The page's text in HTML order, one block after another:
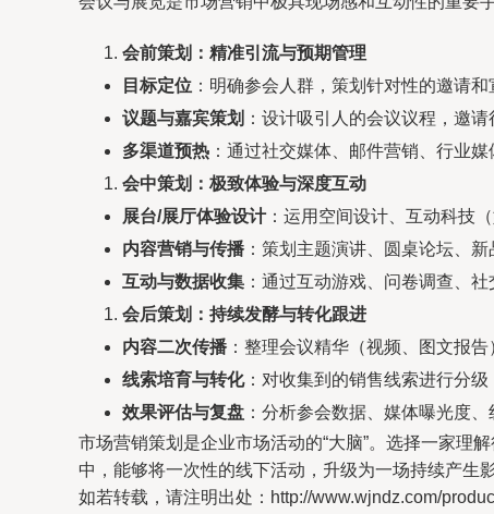
会前策划：精准引流与预期管理
目标定位 ：明确参会人群，策划针对性的邀请和
议题与嘉宾策划 ：设计吸引人的会议议程，邀
多渠道预热 ：通过社交媒体、邮件营销、行业
会中策划：极致体验与深度互动
展台/展厅体验设计：运用空间设计、互动科技
内容营销与传播 ：策划主题演讲、圆桌论坛、
互动与数据收集 ：通过互动游戏、问卷调查、
会后策划：持续发酵与转化跟进
内容二次传播 ：整理会议精华（视频、图文报
线索培育与转化：对收集到的销售线索进行分级
效果评估与复盘 ：分析参会数据、媒体曝光度
市场营销策划是企业市场活动的“大脑”。选择一家理
中，能够将一次性的线下活动，升级为一场持续产生
如若转载，请注明出处：http://www.wjndz.com/